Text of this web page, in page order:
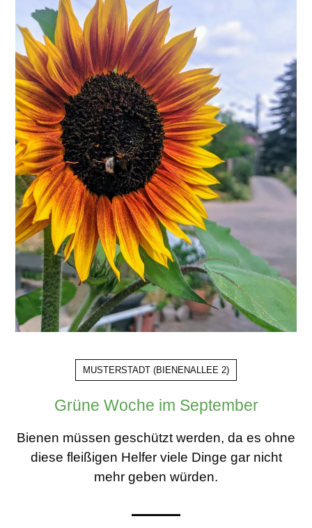
MUSTERSTADT (BIENENALLEE 2)
Grüne Woche im September
Bienen müssen geschützt werden, da es ohne
diese fleißigen Helfer viele Dinge gar nicht
mehr geben würden.